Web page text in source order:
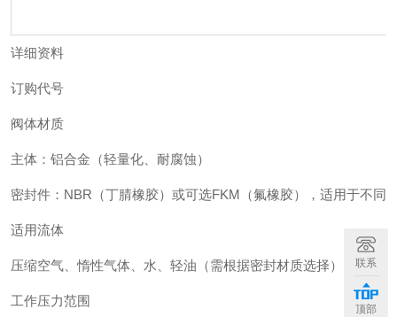
详细资料
订购代号
阀体材质
主体：铝合金（轻量化、耐腐蚀）
密封件：NBR（丁腈橡胶）或可选FKM（氟橡胶），适用于不同
适用流体
压缩空气、惰性气体、水、轻油（需根据密封材质选择）。
工作压力范围
联系
顶部